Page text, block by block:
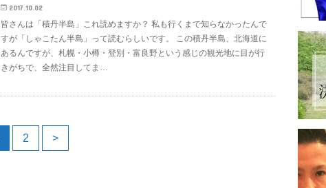
2017.10.02
皆さんは「積丹半島」これ読めますか？ 私も行くまで知らなかったんで
すが「しゃこたん半島」って読むらしいです。 この積丹半島、北海道に
あるんですが、札幌・小樽・登別・富良野という感じの観光地に目が行
きがちで、全然注目してま…
2 >